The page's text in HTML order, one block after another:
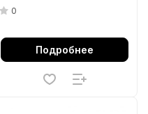
0
Подробнее